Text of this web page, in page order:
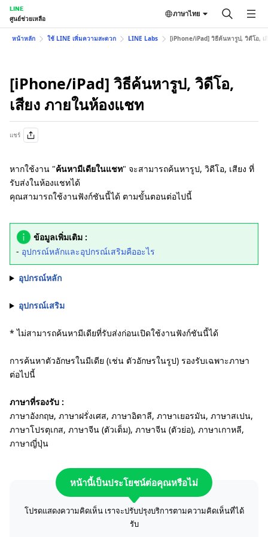
LINE
ศูนย์ช่วยเหลือ
ภาษาไทย
หน้าหลัก ใช้ LINE เพิ่มความสะดวก LINE Labs [iPhone/iPad] วิธีค้นหารูป, วิดีโอ, เ
[iPhone/iPad] วิธีค้นหารูป, วิดีโอ,
เสียง ภายในห้องแชท
แชร์
หากใช้งาน "ค้นหามีเดียในแชท" จะสามารถค้นหารูป, วิดีโอ, เสียง ที่
รับส่งในห้องแชทได้
คุณสามารถใช้งานฟังก์ชันนี้ได้ ตามขั้นตอนต่อไปนี้
ข้อมูลเพิ่มเติม :
- อุปกรณ์หลักและอุปกรณ์เสริมคืออะไร
อุปกรณ์หลัก
อุปกรณ์เสริม
* ไม่สามารถค้นหามีเดียที่รับส่งก่อนเปิดใช้งานฟังก์ชันนี้ได้
การค้นหาตัวอักษรในมีเดีย (เช่น ตัวอักษรในรูป) รองรับเฉพาะภาษา
ต่อไปนี้
ภาษาที่รองรับ :
ภาษาอังกฤษ, ภาษาฝรั่งเศส, ภาษาอิตาลี, ภาษาเยอรมัน, ภาษาสเปน,
ภาษาโปรตุเกส, ภาษาจีน (ตัวเต็ม), ภาษาจีน (ตัวย่อ), ภาษาเกาหลี,
ภาษาญี่ปุ่น
หน้านี้เป็นประโยชน์ต่อคุณหรือไม่
โปรดแสดงความคิดเห็น เราจะปรับปรุงบริการตามความคิดเห็นที่ได้
รับ